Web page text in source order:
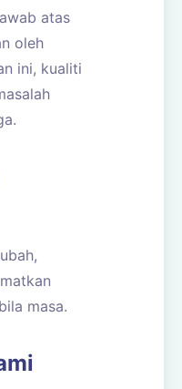
atas
oleh
ini, kualiti
masa.